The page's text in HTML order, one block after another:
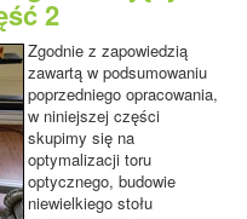
2
Zgodnie z zapowiedzią
zawartą w podsumowaniu
poprzedniego opracowania,
w niniejszej części
skupimy się na
optymalizacji toru
optycznego, budowie
niewielkiego stołu